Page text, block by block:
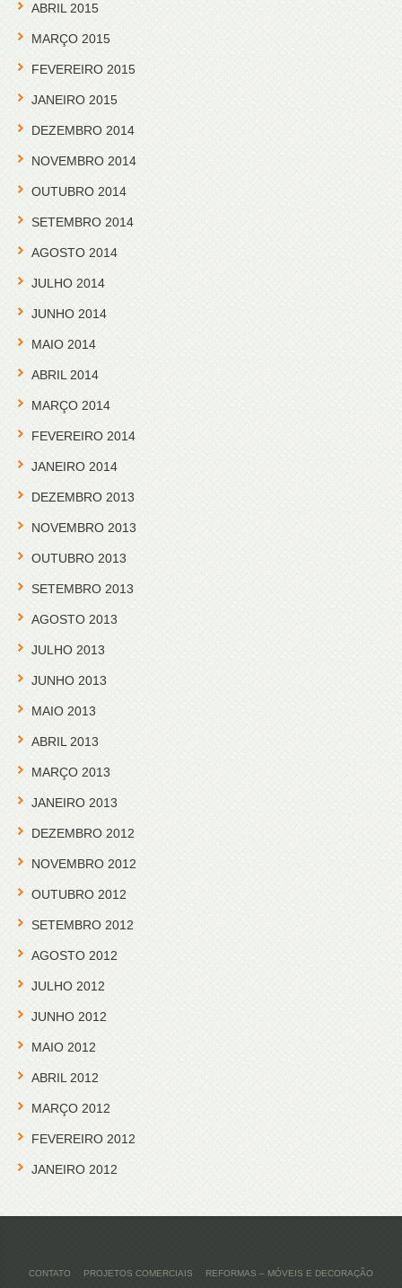
ABRIL 2015
MARÇO 2015
FEVEREIRO 2015
JANEIRO 2015
DEZEMBRO 2014
NOVEMBRO 2014
OUTUBRO 2014
SETEMBRO 2014
AGOSTO 2014
JULHO 2014
JUNHO 2014
MAIO 2014
ABRIL 2014
MARÇO 2014
FEVEREIRO 2014
JANEIRO 2014
DEZEMBRO 2013
NOVEMBRO 2013
OUTUBRO 2013
SETEMBRO 2013
AGOSTO 2013
JULHO 2013
JUNHO 2013
MAIO 2013
ABRIL 2013
MARÇO 2013
JANEIRO 2013
DEZEMBRO 2012
NOVEMBRO 2012
OUTUBRO 2012
SETEMBRO 2012
AGOSTO 2012
JULHO 2012
JUNHO 2012
MAIO 2012
ABRIL 2012
MARÇO 2012
FEVEREIRO 2012
JANEIRO 2012
CONTATO PROJETOS COMERCIAIS REFORMAS – MÓVEIS E DECORAÇÃO